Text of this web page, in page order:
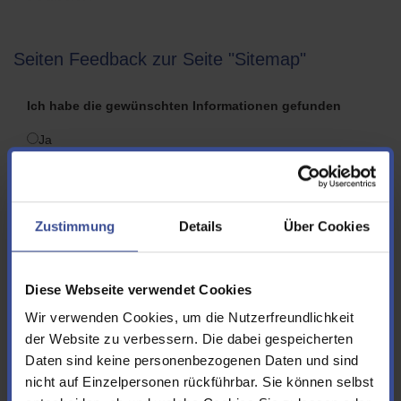
Zustimmung Details Über Cookies
Diese Webseite verwendet Cookies
Wir verwenden Cookies, um die Nutzerfreundlichkeit
der Website zu verbessern. Die dabei gespeicherten
Daten sind keine personenbezogenen Daten und sind
nicht auf Einzelpersonen rückführbar. Sie können selbst
Seiten Feedback zur Seite "Sitemap"
Ich habe die gewünschten Informationen gefunden
Ja
anders gewünscht
Vorname